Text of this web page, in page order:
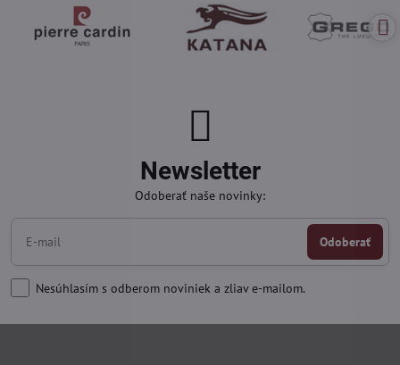
Newsletter
Odoberať naše novinky:
Odoberať
Nesúhlasím s odberom noviniek a zliav e-mailom.